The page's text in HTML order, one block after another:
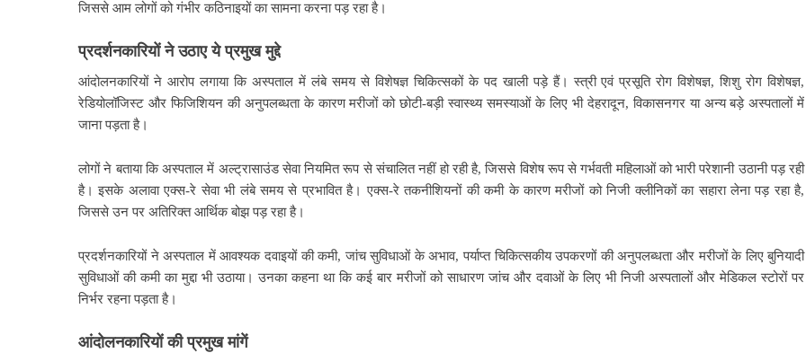
जिससे आम लोगों को गंभीर कठिनाइयों का सामना करना पड़ रहा है।
प्रदर्शनकारियों ने उठाए ये प्रमुख मुद्दे
आंदोलनकारियों ने आरोप लगाया कि अस्पताल में लंबे समय से विशेषज्ञ चिकित्सकों के पद खाली पड़े हैं। स्त्री एवं प्रसूति रोग विशेषज्ञ, शिशु रोग विशेषज्ञ,
रेडियोलॉजिस्ट और फिजिशियन की अनुपलब्धता के कारण मरीजों को छोटी-बड़ी स्वास्थ्य समस्याओं के लिए भी देहरादून, विकासनगर या अन्य बड़े अस्पतालों में
जाना पड़ता है।
लोगों ने बताया कि अस्पताल में अल्ट्रासाउंड सेवा नियमित रूप से संचालित नहीं हो रही है, जिससे विशेष रूप से गर्भवती महिलाओं को भारी परेशानी उठानी पड़ रही
है। इसके अलावा एक्स-रे सेवा भी लंबे समय से प्रभावित है। एक्स-रे तकनीशियनों की कमी के कारण मरीजों को निजी क्लीनिकों का सहारा लेना पड़ रहा है,
जिससे उन पर अतिरिक्त आर्थिक बोझ पड़ रहा है।
प्रदर्शनकारियों ने अस्पताल में आवश्यक दवाइयों की कमी, जांच सुविधाओं के अभाव, पर्याप्त चिकित्सकीय उपकरणों की अनुपलब्धता और मरीजों के लिए बुनियादी
सुविधाओं की कमी का मुद्दा भी उठाया। उनका कहना था कि कई बार मरीजों को साधारण जांच और दवाओं के लिए भी निजी अस्पतालों और मेडिकल स्टोरों पर
निर्भर रहना पड़ता है।
आंदोलनकारियों की प्रमुख मांगें